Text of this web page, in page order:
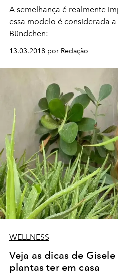
A semelhança é realmente
essa modelo é considerada
Bündchen:
13.03.2018 por Redação
WELLNESS
Veja as dicas de
plantas ter em casa